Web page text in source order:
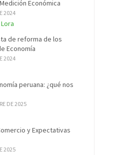
Económica
2024
de reforma de los
Economía
2024
peruana: ¿qué nos
DE 2025
y Expectativas
2025